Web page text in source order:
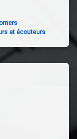
et écouteurs